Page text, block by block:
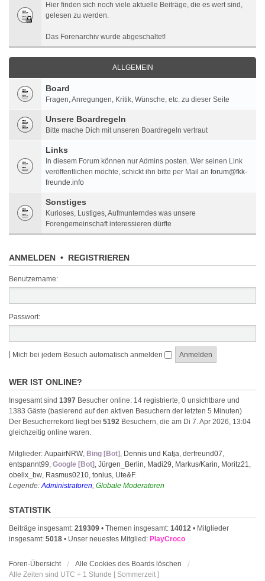
Hier finden sich noch viele aktuelle Beiträge, die es wert sind,
gelesen zu werden.
Das Forenarchiv wurde abgeschaltet!
ALLGEMEIN
Board
Fragen, Anregungen, Kritik, Wünsche, etc. zu dieser Seite
Unsere Boardregeln
Bitte mache Dich mit unseren Boardregeln vertraut
Links
In diesem Forum können nur Admins posten. Wer seinen Link
veröffentlichen möchte, schickt ihn bitte per Mail an forum@fkk-
freunde.info
Sonstiges
Kurioses, Lustiges, Aufmunterndes was unsere
Forengemeinschaft interessieren dürfte
ANMELDEN • REGISTRIEREN
Benutzername:
Passwort:
Mich bei jedem Besuch automatisch anmelden
WER IST ONLINE?
Insgesamt sind 1397 Besucher online: 14 registrierte, 0 unsichtbare und
1383 Gäste (basierend auf den aktiven Besuchern der letzten 5 Minuten)
Der Besucherrekord liegt bei 5192 Besuchern, die am Di 7. Apr 2026, 13:04
gleichzeitig online waren.
Mitglieder: AupairNRW, Bing [Bot] , Dennis und Katja, derfreund07,
entspannt99, Google [Bot] , Jürgen_Berlin, Madi29, Markus/Karin, Moritz21,
obelix_bw, Rasmus0210, tonius, Ute&F.
Legende:Administratoren, Globale Moderatoren
STATISTIK
Beiträge insgesamt: 219309 • Themen insgesamt: 14012 • Mitglieder
insgesamt: 5018 • Unser neuestes Mitglied: PlayCroco
Foren-Übersicht
Alle Cookies des Boards löschen
Alle Zeiten sind UTC + 1 Stunde [ Sommerzeit ]